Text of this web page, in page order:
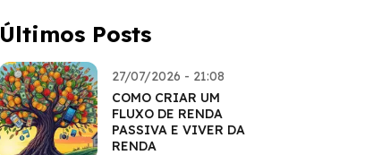
Últimos Posts
27/07/2026 - 21:08
COMO CRIAR UM
FLUXO DE RENDA
PASSIVA E VIVER DA
RENDA